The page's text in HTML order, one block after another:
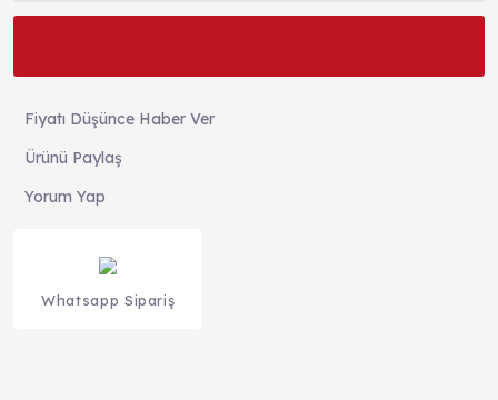
Fiyatı Düşünce Haber Ver
Ürünü Paylaş
Yorum Yap
Whatsapp Sipariş